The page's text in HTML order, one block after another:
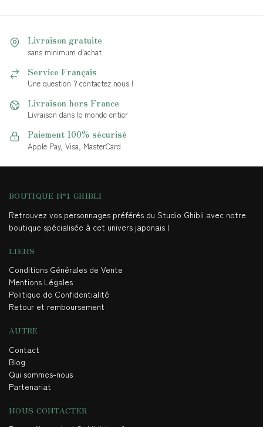
Livraison gratuite
sans minimum d'achat
Service Français
Une question ? contactez nous !
Livraison hors France
Livraison dans le monde entier
Paiement 100% sécurisé
Apple Pay, Visa, MasterCard
BOUTIQUE N°1 GHIBLI
Retrouvez vos personnages préférés du Studio Ghibli avec notre
boutique spécialisée à cet univers japonais !
LIENS
Conditions Générales de Vente
Mentions Légales
Politique de Confidentialité
Retour et remboursement
AUTRE
Contact
Blog
Qui sommes-nous
Partenariat
NOUS CONTACTER